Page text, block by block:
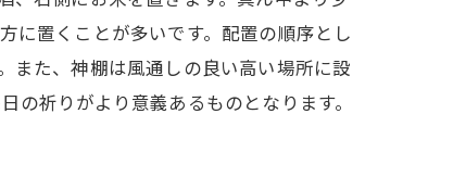
に置くことが多いです。配置の順序とし
また、神棚は風通しの良い高い場所に設
祈りがより意義あるものとなります。